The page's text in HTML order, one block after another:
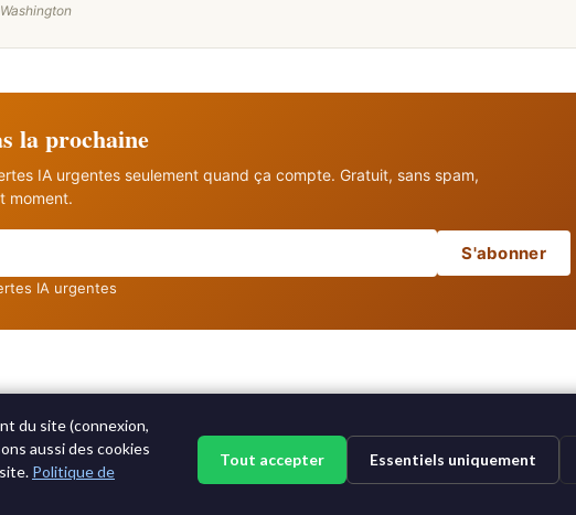
la prochaine
IA urgentes seulement quand ça compte. Gratuit, sans spam,
moment.
S'abonner
IA urgentes
2026 AI News Weekly |
Se connecter
|
du site (connexion,
aussi des cookies
Politique de
Tout accepter Essentiels uniquement